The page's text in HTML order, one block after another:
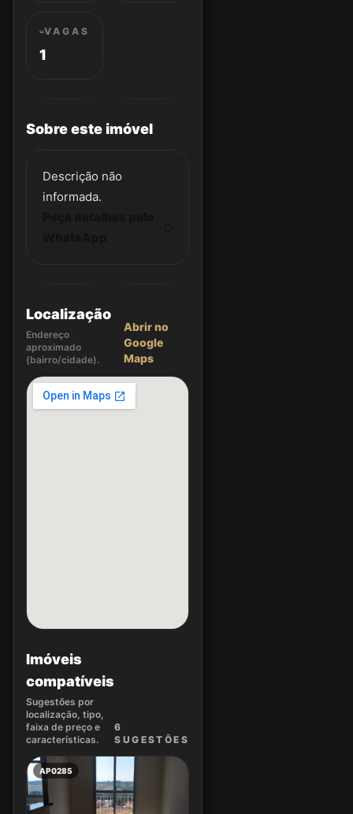
VAGAS
1
Sobre este imóvel
Descrição não
informada.
Localização
Endereço
aproximado
(bairro/cidade).
Abrir no
Google
Maps
Imóveis
compatíveis
Sugestões por
localização, tipo,
faixa de preço e
características.
6
SUGEST ÕES
AP0285